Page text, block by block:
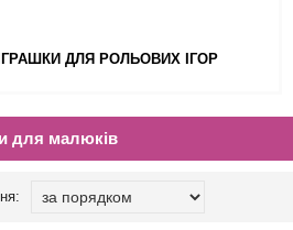
ІГРАШКИ ДЛЯ РОЛЬОВИХ ІГОР
для малюків